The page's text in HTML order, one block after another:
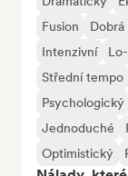
Fusion
Intenzivní
Střední tempo
Psychologický
Jednoduché
Optimistický